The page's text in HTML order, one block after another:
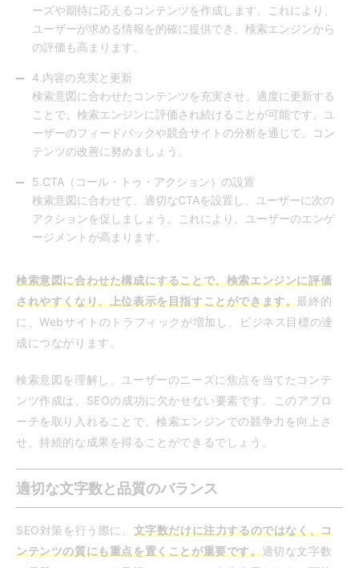
ーズや期待に応えるコンテンツを作成します。これにより、
ユーザーが求める情報を的確に提供でき、検索エンジンから
の評価も高まります。
4.内容の充実と更新
検索意図に合わせたコンテンツを充実させ、適度に更新する
ことで、検索エンジンに評価され続けることが可能です。ユ
ーザーのフィードバックや競合サイトの分析を通じて、コン
テンツの改善に努めましょう。
5.CTA（コール・トゥ・アクション）の設置
検索意図に合わせて、適切なCTAを設置し、ユーザーに次の
アクションを促しましょう。これにより、ユーザーのエンゲ
ージメントが高まります。
検索意図に合わせた構成にすることで、検索エンジンに評価
されやすくなり、上位表示を目指すことができます。最終的
に、Webサイトのトラフィックが増加し、ビジネス目標の達
成につながります。
検索意図を理解し、ユーザーのニーズに焦点を当てたコンテ
ンツ作成は、SEOの成功に欠かせない要素です。このアプロ
ーチを取り入れることで、検索エンジンでの競争力を向上さ
せ、持続的な成果を得ることができるでしょう。
適切な文字数と品質のバランス
SEO対策を行う際に、 文字数だけに注力するのではなく、コ
ンテンツの質にも重点を置くことが重要です。適切な文字数